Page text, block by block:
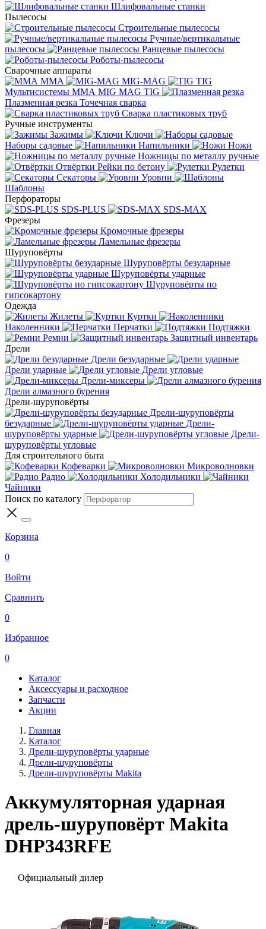
Шлифовальные станки
Пылесосы
Строительные пылесосы
Ручные/вертикальные
пылесосы
Ранцевые пылесосы
Роботы-пылесосы
Сварочные аппараты
MMA
MIG-MAG
TIG
Мультисистемы ММА MIG MAG TIG
Плазменная резка Точечная сварка
Cварка пластиковых труб
Ручные инструменты
Зажимы
Ключи
Наборы садовые
Напильники
Ножи
Ножницы по металлу ручные
Отвёртки Рейки по бетону
Рулетки
Секаторы
Уровни
Шаблоны
Перфораторы
SDS-PLUS
SDS-MAX
Фрезеры
Кромочные фрезеры
Ламельные фрезеры
Шуруповёрты
Шуруповёрты безударные
Шуруповёрты ударные
Шуруповёрты по
гипсокартону
Одежда
Жилеты
Куртки
Наколенники
Перчатки
Подтяжки
Ремни
Защитный инвентарь
Дрели
Дрели безударные
Дрели ударные
Дрели угловые
Дрели-миксеры
Дрели алмазного бурения
Дрели-шуруповёрты
Дрели-шуруповёрты
безударные
Дрели-
шуруповёрты ударные
Дрели-
шуруповёрты угловые
Для строительного быта
Кофеварки
Микроволновки
Радио
Холодильники
Чайники
Поиск по каталогу
Корзина
0
Войти
Сравнить
0
Избранное
0
Каталог
Аксессуары и расходное
Запчасти
Акции
Главная
Каталог
Дрели-шуруповёрты ударные
Дрели-шуруповёрты
Дрели-шуруповёрты Makita
Аккумуляторная ударная
дрель-шуруповёрт Makita
DHP343RFE
Официальный дилер